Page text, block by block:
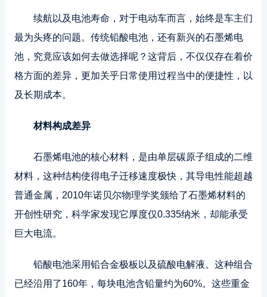
续航以及电池寿命，对于电动车而言，始终是车主们
最为头疼的问题。传统铅酸电池，还有新兴的石墨烯电
池，究竟应该如何去做选择呢？这背后，不仅仅存在着价
格方面的差异，更加关乎日常使用过程当中的便捷性，以
及长期成本。
材料构成差异
石墨烯电池的核心材料，是由单层碳原子组成的二维
材料，这种结构使得电子迁移速度极快，其导电性能超越
普通金属，2010年诺贝尔物理学奖颁给了石墨烯材料的
开创性研究，科学家发现它厚度仅0.335纳米，却能承受
巨大电流。
铅酸电池采用铅合金极板以及硫酸电解液。这种组合
已经沿用了160年，每块电池含铅量约为60%。这些重金